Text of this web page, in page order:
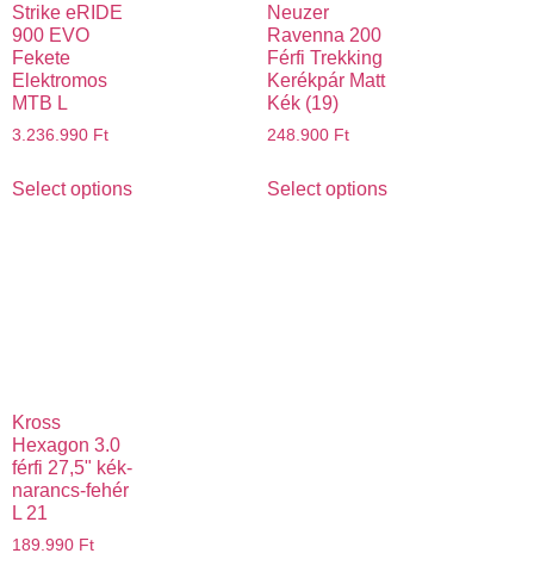
Strike eRIDE
900 EVO
Fekete
Elektromos
MTB L
3.236.990 Ft
Select options
Neuzer
Ravenna 200
Férfi Trekking
Kerékpár Matt
Kék (19)
248.900 Ft
Select options
Kross
Hexagon 3.0
férfi 27,5" kék-
narancs-fehér
L 21
189.990 Ft